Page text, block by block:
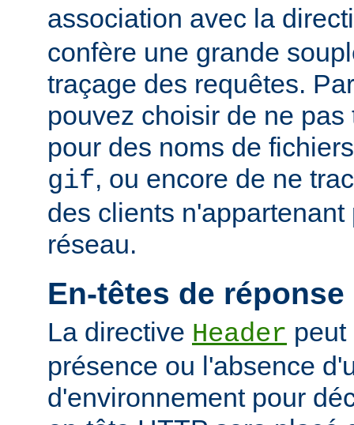
association avec la
confère une grande
traçage des requêtes.
pouvez choisir de ne
pour des noms de
gif, ou encore de ne
des clients
réseau.
En-têtes de
La directive Header peut
présence ou l'absence
d'environnement pour